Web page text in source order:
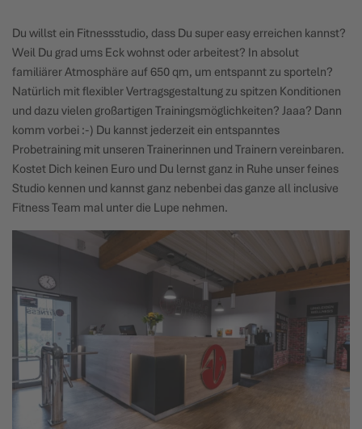
Du willst ein Fitnessstudio, dass Du super easy erreichen kannst?
Weil Du grad ums Eck wohnst oder arbeitest? In absolut
familiärer Atmosphäre auf 650 qm, um entspannt zu sporteln?
Natürlich mit flexibler Vertragsgestaltung zu spitzen Konditionen
und dazu vielen großartigen Trainingsmöglichkeiten? Jaaa? Dann
komm vorbei :-) Du kannst jederzeit ein entspanntes
Probetraining mit unseren Trainerinnen und Trainern vereinbaren.
Kostet Dich keinen Euro und Du lernst ganz in Ruhe unser feines
Studio kennen und kannst ganz nebenbei das ganze all inclusive
Fitness Team mal unter die Lupe nehmen.